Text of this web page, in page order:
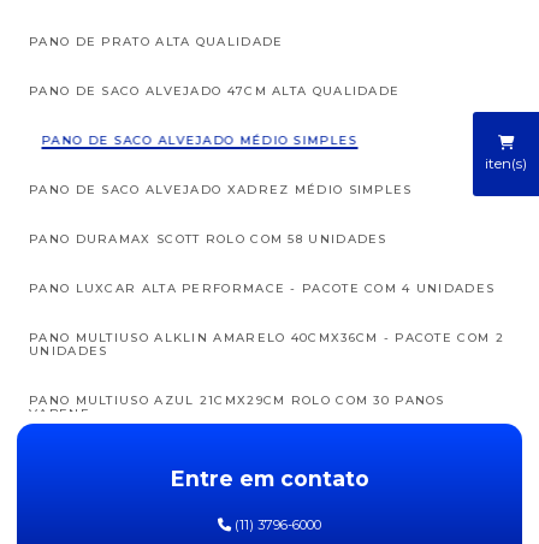
iten(s)
PANO DE PRATO ALTA QUALIDADE
PANO DE SACO ALVEJADO 47CM ALTA QUALIDADE
PANO DE SACO ALVEJADO MÉDIO SIMPLES
PANO DE SACO ALVEJADO XADREZ MÉDIO SIMPLES
PANO DURAMAX SCOTT ROLO COM 58 UNIDADES
PANO LUXCAR ALTA PERFORMACE - PACOTE COM 4 UNIDADES
PANO MULTIUSO ALKLIN AMARELO 40CMX36CM - PACOTE COM 2
UNIDADES
PANO MULTIUSO AZUL 21CMX29CM ROLO COM 30 PANOS
VABENE
Entre em contato
(11) 3796-6000